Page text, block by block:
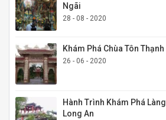
Ngãi
28 - 08 - 2020
Khám Phá Chùa Tôn
26 - 06 - 2020
Hành Trình Khám Phá
Long An